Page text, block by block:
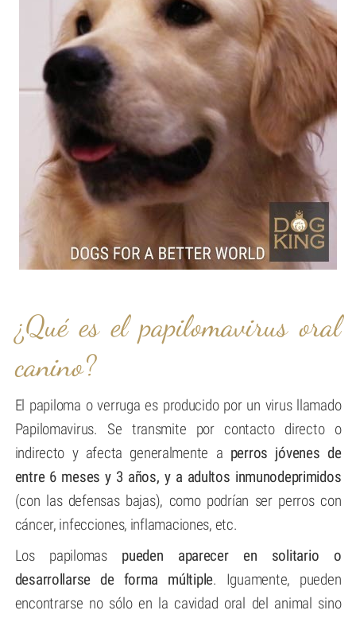
¿Qué es el papilomavirus oral
canino?
El papiloma o verruga es producido por un virus llamado
Papilomavirus. Se transmite por contacto directo o
indirecto y afecta generalmente a perros jóvenes de
entre 6 meses y 3 años, y a adultos inmunodeprimidos
(con las defensas bajas), como podrían ser perros con
cáncer, infecciones, inflamaciones, etc.
Los papilomas pueden aparecer en solitario o
desarrollarse de forma múltiple. Iguamente, pueden
encontrarse no sólo en la cavidad oral del animal sino